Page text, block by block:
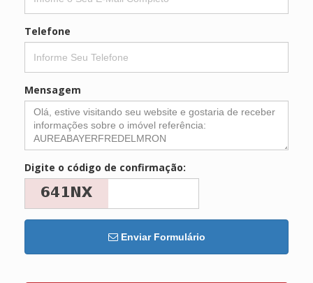
Telefone
Mensagem
Digite o código de confirmação:
Enviar Formulário